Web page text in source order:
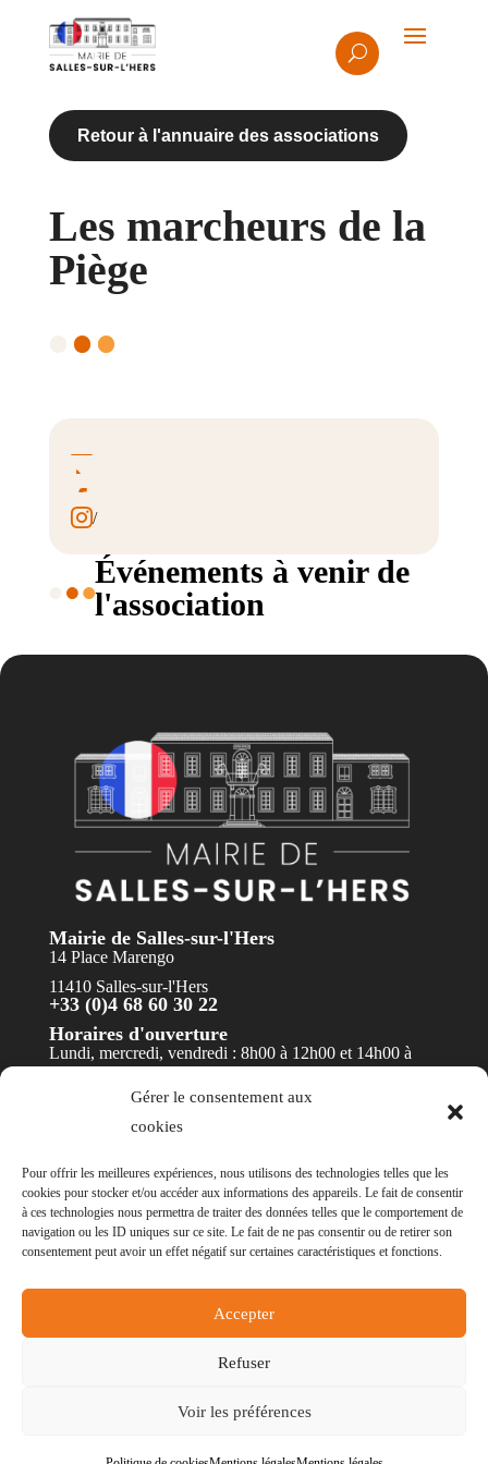
Gérer le consentement aux
cookies
Pour offrir les meilleures expériences, nous utilisons des technologies telles que les
cookies pour stocker et/ou accéder aux informations des appareils. Le fait de consentir
à ces technologies nous permettra de traiter des données telles que le comportement de
navigation ou les ID uniques sur ce site. Le fait de ne pas consentir ou de retirer son
consentement peut avoir un effet négatif sur certaines caractéristiques et fonctions.
Accepter
Refuser
Voir les préférences
Retour à l'annuaire des associations
Les marcheurs de la
Piège
06 88 39 85 54



/
Événements à venir de
l'association
Mairie de Salles-sur-l'Hers
14 Place Marengo
11410 Salles-sur-l'Hers
+33 (0)4 68 60 30 22
Horaires d'ouverture
Lundi, mercredi, vendredi : 8h00 à 12h00 et 14h00 à
© Mairie de Salles-sur-l'Hers - RéalisationPOCA
Politique des cookies